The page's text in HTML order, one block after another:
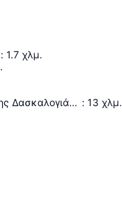
: 1.7 χλμ.
Κρατικός Αερολιμένας Χανίων «Ιωάννης Δασκαλογιάννης» : 13 χλμ.